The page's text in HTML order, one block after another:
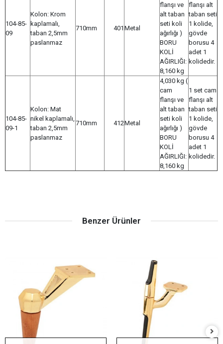
104-85-
09
Kolon: Krom
kaplamalı,
taban 2,5mm
paslanmaz
710mm 401 Metal
flanşı ve
alt taban
seti koli
ağırlığı )
BORU
KOLİ
AĞIRLIĞI:
8,160 kg
flanşı alt
taban seti
1 kolide,
gövde
borusu 4
adet 1
kolidedir.
104-85-
09-1
Kolon: Mat
nikel kaplamalı,
taban 2,5mm
paslanmaz
710mm 412Metal
4,030 kg (
cam
flanşı ve
alt taban
seti koli
ağırlığı )
BORU
KOLİ
AĞIRLIĞI:
8,160 kg
1 set cam
flanşı alt
taban seti
1 kolide,
gövde
borusu 4
adet 1
kolidedir.
Benzer Ürünler